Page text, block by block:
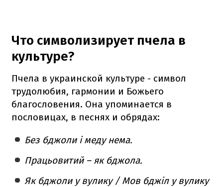
Что символизирует пчела в
культуре?
Пчела в украинской культуре - символ
трудолюбия, гармонии и Божьего
благословения. Она упоминается в
пословицах, в песнях и обрядах:
Без бджоли і меду нема.
Працьовитий – як бджола.
Як бджоли у вулику / Мов бджіл у вулику